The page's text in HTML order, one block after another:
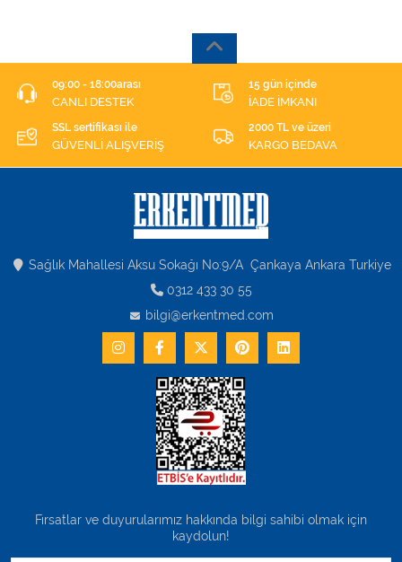
09:00 - 18:00arası
CANLI DESTEK
15 gün içinde
İADE İMKANI
SSL sertifikası ile
GÜVENLİ ALIŞVERİŞ
2000 TL ve üzeri
KARGO BEDAVA
Sağlık Mahallesi Aksu Sokağı No:9/A Çankaya Ankara Turkiye
0312 433 30 55
bilgi@erkentmed.com
Fırsatlar ve duyurularımız hakkında bilgi sahibi olmak için
kaydolun!